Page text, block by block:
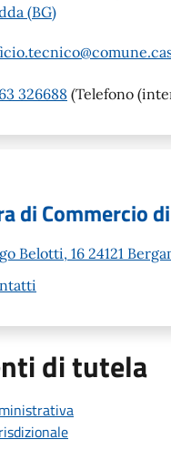
(BG)
326688 (Telefono
di Commercio
Belotti, 16 24121
di tutela